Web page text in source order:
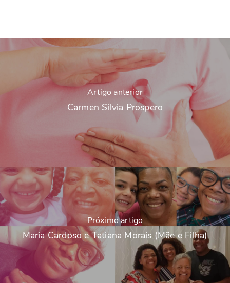
Artigo anterior
Carmen Silvia Prospero
Próximo artigo
Maria Cardoso e Tatiana Morais (Mãe e Filha)